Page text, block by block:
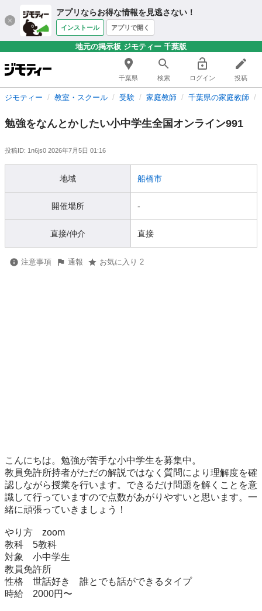
アプリならお得な情報を見逃さない！
インストール アプリで開く
地元の掲示板 ジモティー 千葉版
千葉県 検索 ログイン 投稿
ジモティー 教室・スクール 受験 家庭教師 千葉県の家庭教師
勉強をなんとかしたい小中学生全国オンライン991
投稿ID: 1n6js0 2026年7月5日 01:16
地域 船橋市
開催場所 -
直接/仲介 直接
注意事項 通報 お気に入り 2
こんにちは。勉強が苦手な小中学生を募集中。
教員免許所持者がただの解説ではなく質問により理解度を確
認しながら授業を行います。できるだけ問題を解くことを意
識して行っていますので点数があがりやすいと思います。一
緒に頑張っていきましょう！
やり方　zoom
教科　5教科
対象　小中学生
教員免許所
性格　世話好き　誰とでも話ができるタイプ
時給　2000円〜